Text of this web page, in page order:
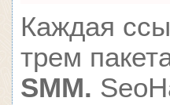
Каждая
трем
SMM.